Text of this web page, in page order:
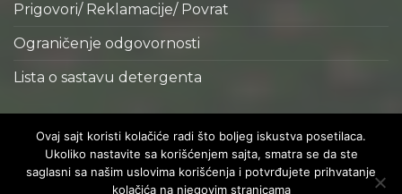
Prigovori/ Reklamacije/ Povrat
Ograničenje odgovornosti
Lista o sastavu detergenta
Copyright 2026 © Realizacija Actuel d.o.o.
Ovaj sajt koristi kolačiće radi što boljeg iskustva posetilaca.
Ukoliko nastavite sa korišćenjem sajta, smatra se da ste
saglasni sa našim uslovima korišćenja i potvrđujete prihvatanje
kolačića na njegovim stranicama